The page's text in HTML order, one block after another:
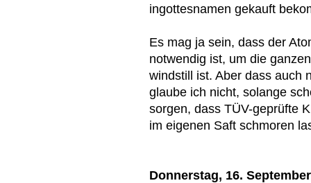
ingottesnamen gekauft
Es mag ja sein, dass der
notwendig ist, um die
windstill ist. Aber dass auch
glaube ich nicht, solange
sorgen, dass TÜV-geprüfte
im eigenen Saft schmoren
Donnerstag, 16.